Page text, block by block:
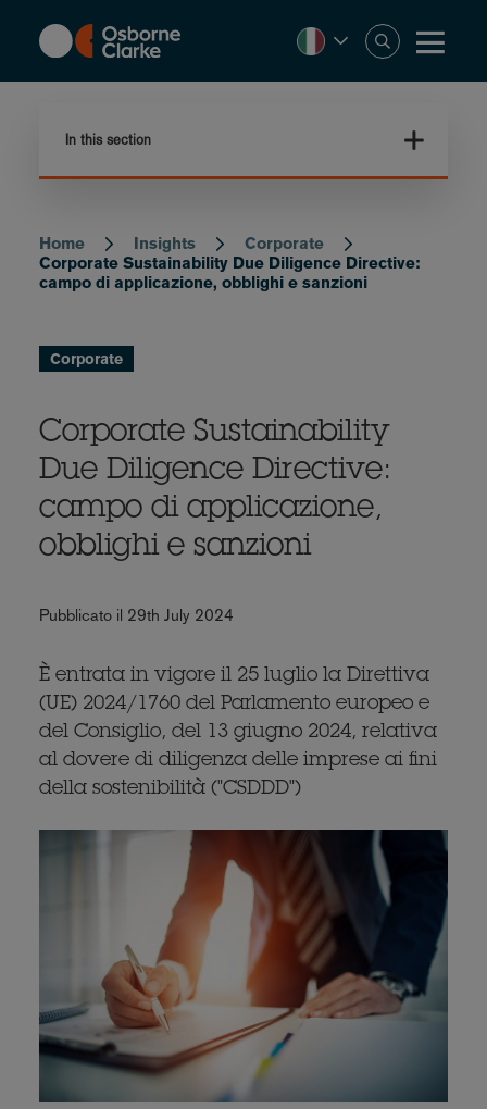
content
In this section
Breadcrumb
Home Insights
Corporate
Corporate Sustainability Due Diligence Directive:
campo di applicazione, obblighi e sanzioni
Corporate
Corporate Sustainability
Due Diligence Directive:
campo di applicazione,
obblighi e sanzioni
Pubblicato il 29th July 2024
È entrata in vigore il 25 luglio la Direttiva
(UE) 2024/1760 del Parlamento europeo e
del Consiglio, del 13 giugno 2024, relativa
al dovere di diligenza delle imprese ai fini
della sostenibilità ("CSDDD")